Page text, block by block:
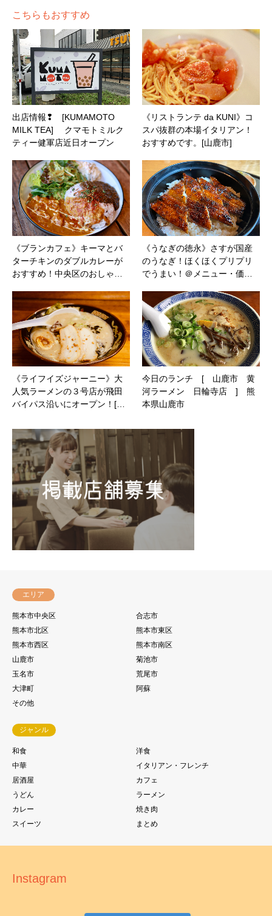
こちらもおすすめ
出店情報❢ [KUMAMOTO
MILK TEA] クマモトミルク
ティー健軍店近日オープン
《リストランテ da KUNI》コ
スパ抜群の本場イタリアン！
おすすめです。[山鹿市]
《ブランカフェ》キーマとバ
ターチキンのダブルカレーが
おすすめ！中央区のおしゃ…
《うなぎの徳永》さすが国産
のうなぎ！ほくほくプリプリ
でうまい！＠メニュー・価…
《ライフイズジャーニー》大
人気ラーメンの３号店が飛田
バイパス沿いにオープン！[…
今日のランチ [ 山鹿市 黄
河ラーメン 日輪寺店 ] 熊
本県山鹿市
エリア
熊本市中央区
合志市
熊本市北区
熊本市東区
熊本市西区
熊本市南区
山鹿市
菊池市
玉名市
荒尾市
大津町
阿蘇
その他
ジャンル
和食
洋食
中華
イタリアン・フレンチ
居酒屋
カフェ
うどん
ラーメン
カレー
焼き肉
スイーツ
まとめ
Instagram